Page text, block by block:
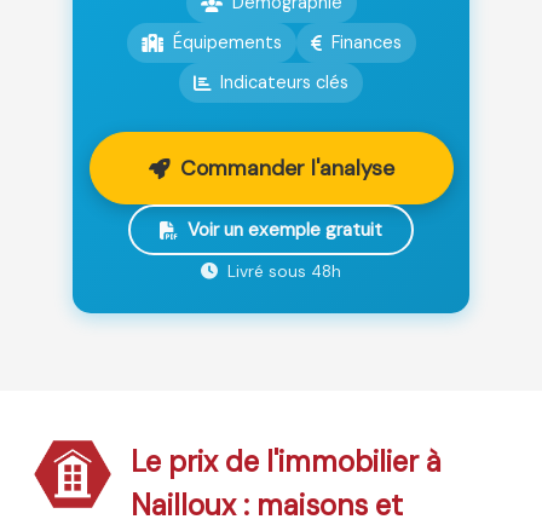
Équipements
Finances
Indicateurs clés
Commander l'analyse
Voir un exemple gratuit
Livré sous 48h
Le prix de l'immobilier à
Nailloux : maisons et